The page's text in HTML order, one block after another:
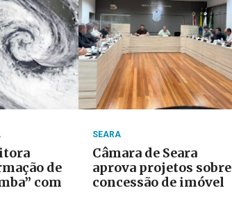
de
com
SEARA
Câmara de Seara
aprova projetos sobre
concessão de imóvel